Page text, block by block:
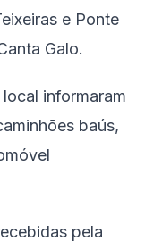
e Ponte
Galo.
informaram
baús,
pela